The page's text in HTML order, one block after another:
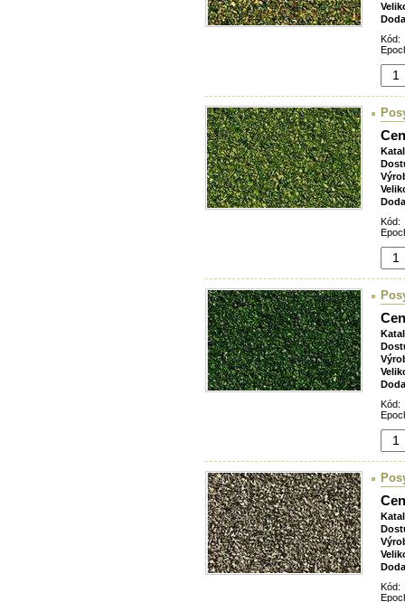
Kód:
Kód:
Kód:
Kód: